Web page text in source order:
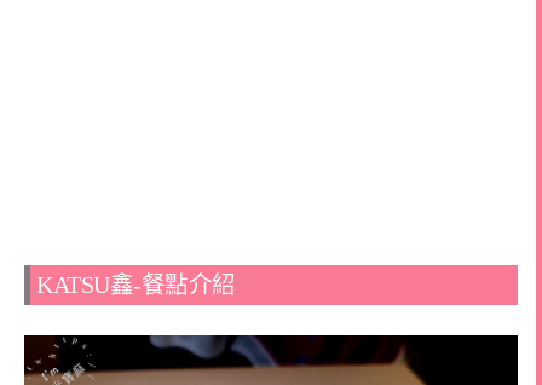
KATSU鑫-餐點介紹